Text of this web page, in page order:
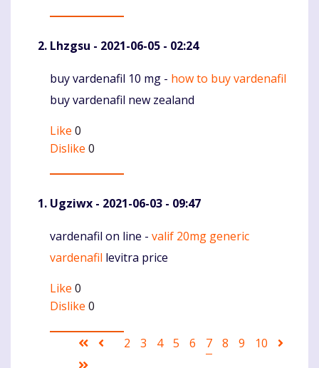
Lhzgsu - 2021-06-05 - 02:24
Komentaras
buy vardenafil 10 mg - how to buy vardenafil
buy vardenafil new zealand
Like 0
Dislike 0
Ugziwx - 2021-06-03 - 09:47
Komentaras
vardenafil on line - valif 20mg generic
vardenafil levitra price
Like 0
Dislike 0
Pagination
First Ankstesnis
Puslapis
2 Puslapis
3 Puslapis
4 Puslapis
5 Puslapis
6
Current
7 Puslapis
8 Puslapis
9 Puslapis
10